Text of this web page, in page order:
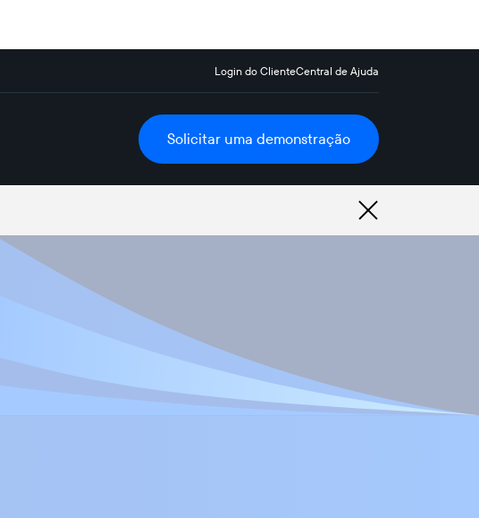
Login do ClienteCentral de Ajuda
Solicitar uma demonstração